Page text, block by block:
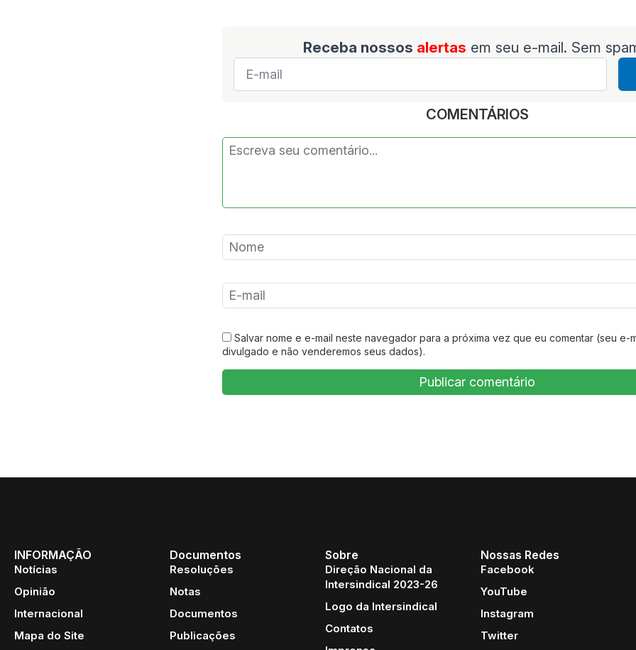
Receba nossos alertas em seu e-mail. Sem
E-
mail
COMENTÁRIOS
Salvar nome e e-mail neste navegador para a próxima vez que eu comentar (seu e-
divulgado e não venderemos seus dados).
INFORMAÇÃO
Notícias
Opinião
Internacional
Mapa do Site
Documentos
Resoluções
Notas
Documentos
Publicações
Sobre
Direção Nacional da
Intersindical 2023-26
Logo da Intersindical
Contatos
Nossas Redes
Facebook
YouTube
Instagram
Twitter